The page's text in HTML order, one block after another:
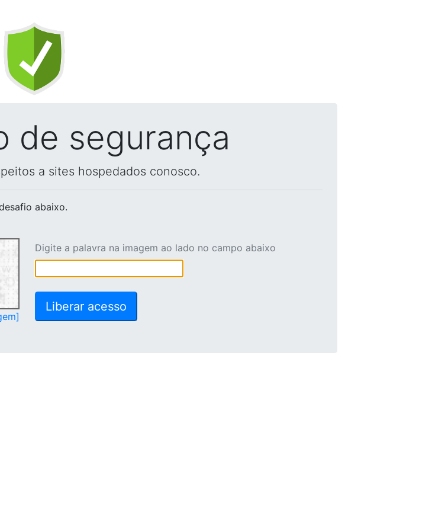
de segurança
a sites hospedados conosco.
abaixo.
Digite a palavra na imagem ao lado no campo abaixo